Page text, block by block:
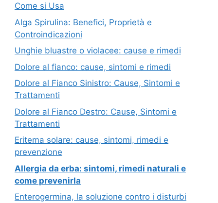
Come si Usa
Alga Spirulina: Benefici, Proprietà e
Controindicazioni
Unghie bluastre o violacee: cause e rimedi
Dolore al fianco: cause, sintomi e rimedi
Dolore al Fianco Sinistro: Cause, Sintomi e
Trattamenti
Dolore al Fianco Destro: Cause, Sintomi e
Trattamenti
Eritema solare: cause, sintomi, rimedi e
prevenzione
Allergia da erba: sintomi, rimedi naturali e
come prevenirla
Enterogermina, la soluzione contro i disturbi